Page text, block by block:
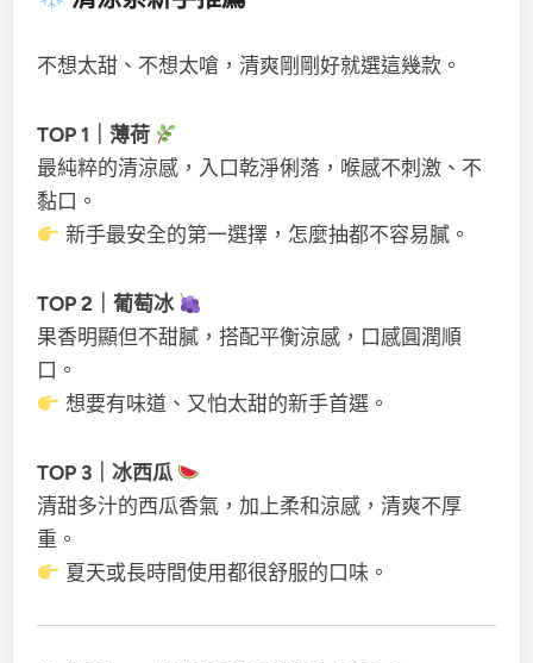
不想太甜、不想太嗆，清爽剛剛好就選這幾款。
TOP 1｜薄荷
最純粹的清涼感，入口乾淨俐落，喉感不刺激、不
黏口。
新手最安全的第一選擇，怎麼抽都不容易膩。
TOP 2｜葡萄冰
果香明顯但不甜膩，搭配平衡涼感，口感圓潤順
口。
想要有味道、又怕太甜的新手首選。
TOP 3｜冰西瓜
清甜多汁的西瓜香氣，加上柔和涼感，清爽不厚
重。
夏天或長時間使用都很舒服的口味。